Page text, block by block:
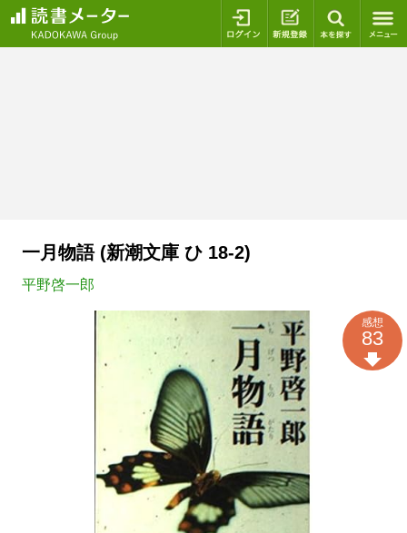
ログイン 新規登録
一月物語 (新潮文庫 ひ 18-2)
平野啓一郎
感想
83